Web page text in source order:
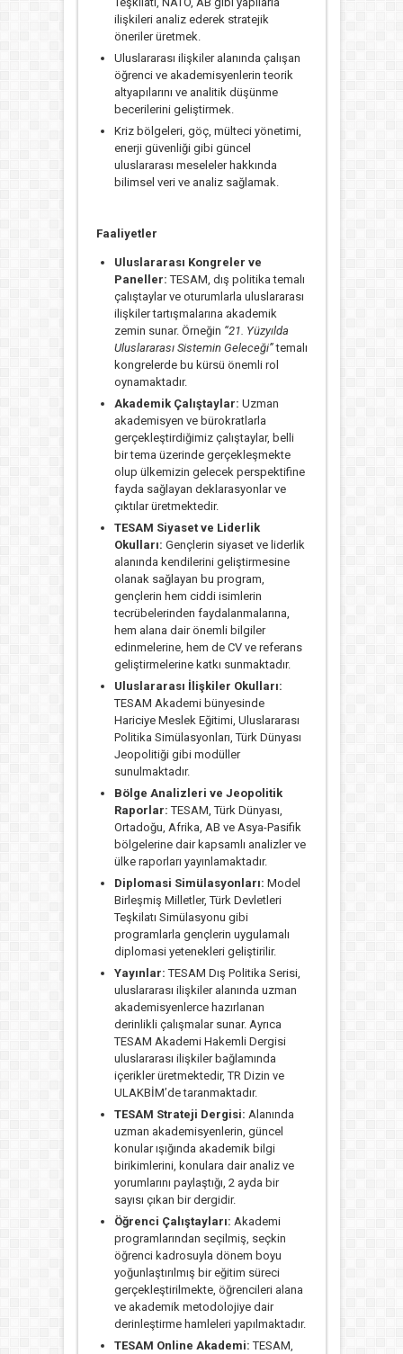
ilişkileri analiz ederek stratejik
öneriler üretmek.
Uluslararası ilişkiler alanında çalışan
öğrenci ve akademisyenlerin teorik
altyapılarını ve analitik düşünme
becerilerini geliştirmek.
Kriz bölgeleri, göç, mülteci yönetimi,
enerji güvenliği gibi güncel
uluslararası meseleler hakkında
bilimsel veri ve analiz sağlamak.
Faaliyetler
Uluslararası Kongreler ve
Paneller: TESAM, dış politika temalı
çalıştaylar ve oturumlarla uluslararası
ilişkiler tartışmalarına akademik
zemin sunar. Örneğin “21. Yüzyılda
Uluslararası Sistemin Geleceği”temalı
kongrelerde bu kürsü önemli rol
oynamaktadır.
Akademik Çalıştaylar: Uzman
akademisyen ve bürokratlarla
gerçekleştirdiğimiz çalıştaylar, belli
bir tema üzerinde gerçekleşmekte
olup ülkemizin gelecek perspektifine
fayda sağlayan deklarasyonlar ve
çıktılar üretmektedir.
TESAM Siyaset ve Liderlik
Okulları: Gençlerin siyaset ve liderlik
alanında kendilerini geliştirmesine
olanak sağlayan bu program,
gençlerin hem ciddi isimlerin
tecrübelerinden faydalanmalarına,
hem alana dair önemli bilgiler
edinmelerine, hem de CV ve referans
geliştirmelerine katkı sunmaktadır.
Uluslararası İlişkiler Okulları:
TESAM Akademi bünyesinde
Hariciye Meslek Eğitimi, Uluslararası
Politika Simülasyonları, Türk Dünyası
Jeopolitiği gibi modüller
sunulmaktadır.
Bölge Analizleri ve Jeopolitik
Raporlar: TESAM, Türk Dünyası,
Ortadoğu, Afrika, AB ve Asya-Pasifik
bölgelerine dair kapsamlı analizler ve
ülke raporları yayınlamaktadır.
Diplomasi Simülasyonları: Model
Birleşmiş Milletler, Türk Devletleri
Teşkilatı Simülasyonu gibi
programlarla gençlerin uygulamalı
diplomasi yetenekleri geliştirilir.
Yayınlar: TESAM Dış Politika Serisi,
uluslararası ilişkiler alanında uzman
akademisyenlerce hazırlanan
derinlikli çalışmalar sunar. Ayrıca
TESAM Akademi Hakemli Dergisi
uluslararası ilişkiler bağlamında
içerikler üretmektedir, TR Dizin ve
ULAKBİM’de taranmaktadır.
TESAM Strateji Dergisi: Alanında
uzman akademisyenlerin, güncel
konular ışığında akademik bilgi
birikimlerini, konulara dair analiz ve
yorumlarını paylaştığı, 2 ayda bir
sayısı çıkan bir dergidir.
Öğrenci Çalıştayları: Akademi
programlarından seçilmiş, seçkin
öğrenci kadrosuyla dönem boyu
yoğunlaştırılmış bir eğitim süreci
gerçekleştirilmekte, öğrencileri alana
ve akademik metodolojiye dair
derinleştirme hamleleri yapılmaktadır.
TESAM Online Akademi:TESAM,